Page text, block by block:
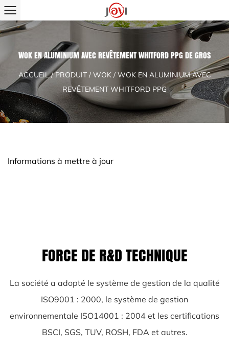
WOK EN ALUMINIUM AVEC REVÊTEMENT WHITFORD PPG DE GROS
ACCUEIL/PRODUIT/ WOK/ WOK EN ALUMINIUM AVEC
REVÊTEMENT WHITFORD PPG
Informations à mettre à jour
FORCE DE R&D TECHNIQUE
La société a adopté le système de gestion de la qualité
ISO9001 : 2000, le système de gestion
environnementale ISO14001 : 2004 et les certifications
BSCI, SGS, TUV, ROSH, FDA et autres.